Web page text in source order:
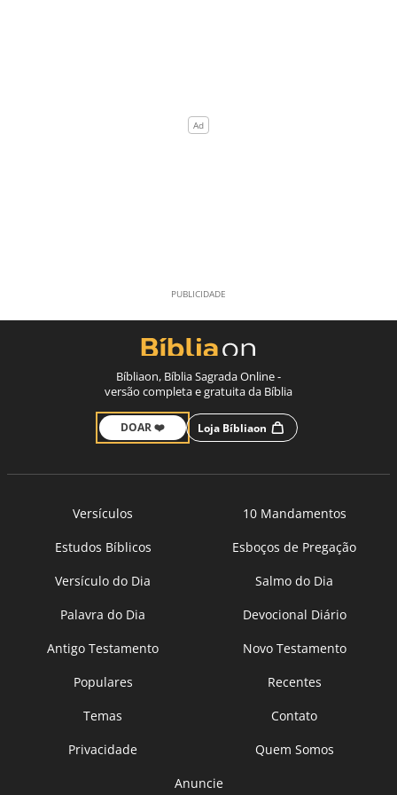
Bíbliaon, Bíblia Sagrada Online -
versão completa e gratuita da Bíblia
DOAR ❤️ Loja Bíbliaon
Versículos
10 Mandamentos
Estudos Bíblicos
Esboços de Pregação
Versículo do Dia
Salmo do Dia
Palavra do Dia
Devocional Diário
Antigo Testamento
Novo Testamento
Populares
Recentes
Temas
Contato
Privacidade
Quem Somos
Anuncie